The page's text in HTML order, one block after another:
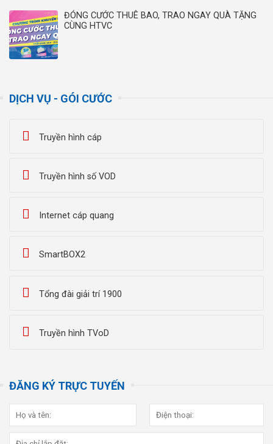
ĐÓNG CƯỚC THUÊ BAO, TRAO NGAY QUÀ TẶNG
CÙNG HTVC
DỊCH VỤ - GÓI CƯỚC
Truyền hình cáp
Truyền hình số VOD
Internet cáp quang
SmartBOX2
Tổng đài giải trí 1900
Truyền hình TVoD
ĐĂNG KÝ TRỰC TUYẾN